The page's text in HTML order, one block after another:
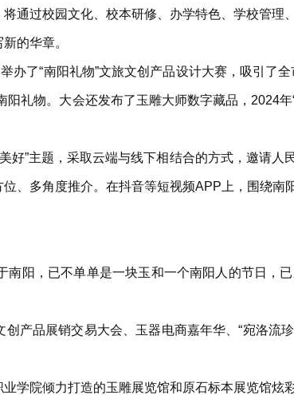
通过校园文化、校本研修、办学特色、学校管
的华章。
办了“南阳礼物”文旅文创产品设计大赛，吸引了
礼物。大会还发布了玉雕大师数字藏品，2024
好”主题，采取云端与线下相结合的方式，邀请
、多角度推介。在抖音等短视频APP上，围绕南
阳，已不单单是一块玉和一个南阳人的节日，
产品展销交易大会、玉器电商嘉年华、“宛洛流
学院倾力打造的玉雕展览馆和原石标本展览馆